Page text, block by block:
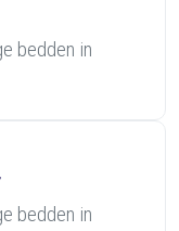
bedden in
bedden in